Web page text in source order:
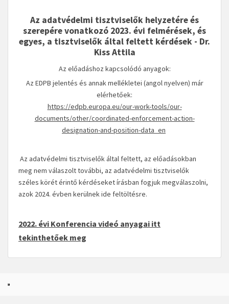
Az adatvédelmi tisztviselők helyzetére és
szerepére vonatkozó 2023. évi felmérések, és
egyes, a tisztviselők által feltett kérdések - Dr.
Kiss Attila
Az előadáshoz kapcsolódó anyagok:
Az EDPB jelentés és annak mellékletei (angol nyelven) már
elérhetőek:
https://edpb.europa.eu/our-work-tools/our-
documents/other/coordinated-enforcement-action-
designation-and-position-data_en
Az adatvédelmi tisztviselők által feltett, az előadásokban
meg nem válaszolt további, az adatvédelmi tisztviselők
széles körét érintő kérdéseket írásban fogjuk megválaszolni,
azok 2024. évben kerülnek ide feltöltésre.
2022. évi Konferencia videó anyagai itt
tekinthetőek meg